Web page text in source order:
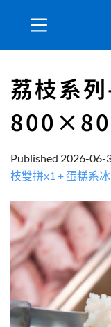
荔枝系
Published 2026-06-
枝雙拼x1 + 蛋糕系